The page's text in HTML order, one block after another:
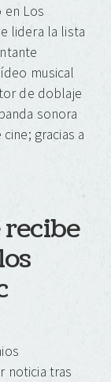
en Los
lidera la lista
musical
de doblaje
sonora
gracias a
noticia tras